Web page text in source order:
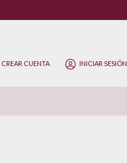
CREAR CUENTA INICIAR SESIÓN